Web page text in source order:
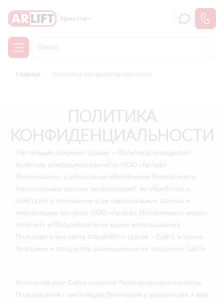
Иркутск
Главная Политика конфиденциальности
ПОЛИТИКА
КОНФИДЕНЦИАЛЬНОСТИ
Настоящий документ (далее – Политика) определяет
политику конфиденциальности ООО «Арлифт
Интернешнл», в отношении обеспечения безопасности
персональных данных (информации), их обработки и
действует в отношении всех персональных данных и
информации, которую ООО «Арлифт Интернешнл» может
получить о Пользователе во время использования
Пользователем сайта http://arlift.ru (далее – Сайт), а также
программ и продуктов, размещенных на указанном Сайте.
Использование Сайта означает безоговорочное согласие
Пользователя с настоящей Политикой и указанными в ней